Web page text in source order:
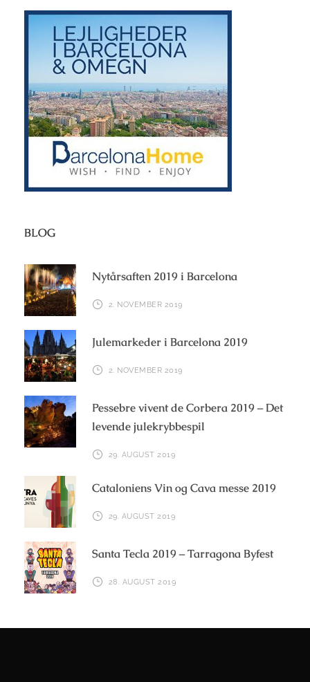
BLOG
Nytårsaften 2019 i Barcelona
2. NOVEMBER 2019
Julemarkeder i Barcelona 2019
2. NOVEMBER 2019
Pessebre vivent de Corbera 2019 – Det
levende julekrybbespil
29. AUGUST 2019
Cataloniens Vin og Cava messe 2019
29. AUGUST 2019
Santa Tecla 2019 – Tarragona Byfest
28. AUGUST 2019